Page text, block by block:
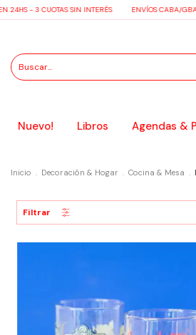
3 CUOTAS SIN INTERÉS ENVÍOS CABA/GBA EN
Nuevo! Libros Agendas &
Inicio . Decoración & Hogar . Cocina & Mesa .
Filtrar